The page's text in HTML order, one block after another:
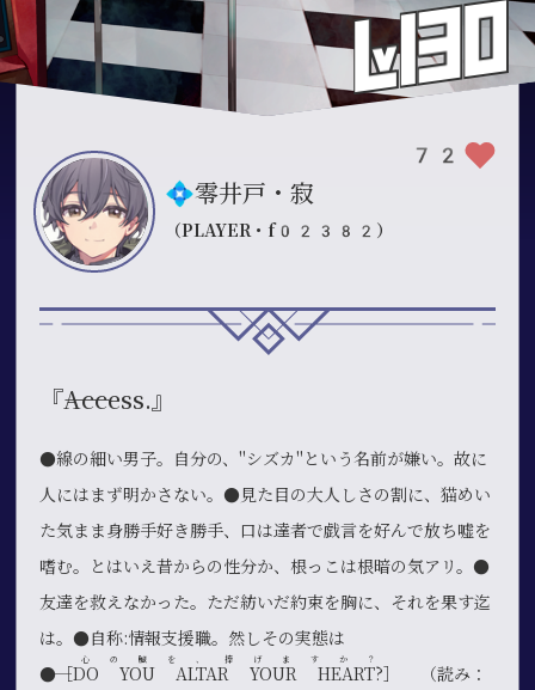
72
💠零井戸・寂
（PLAYER・f02382）
『――Access.』
●線の細い男子。自分の、"シズカ"という名前が嫌い。故に
人にはまず明かさない。●見た目の大人しさの割に、猫めい
た気まま身勝手好き勝手、口は達者で戯言を好んで放ち嘘を
嗜む。とはいえ昔からの性分か、根っこは根暗の気アリ。●
友達を救えなかった。ただ紡いだ約束を胸に、それを果す迄
は。●自称:情報支援職。然しその実態は
――●［DO YOU ALTAR YOUR HEART?
心の臓を、捧げますか？
］ （読み：